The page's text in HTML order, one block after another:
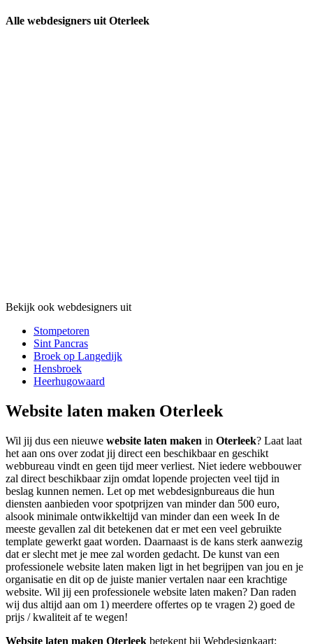
Alle webdesigners uit Oterleek
Bekijk ook webdesigners uit
Stompetoren
Sint Pancras
Broek op Langedijk
Hensbroek
Heerhugowaard
Website laten maken Oterleek
Wil jij dus een nieuwe website laten maken in Oterleek? Laat laat
het aan ons over zodat jij direct een beschikbaar en geschikt
webbureau vindt en geen tijd meer verliest. Niet iedere webbouwer
zal direct beschikbaar zijn omdat lopende projecten veel tijd in
beslag kunnen nemen. Let op met webdesignbureaus die hun
diensten aanbieden voor spotprijzen van minder dan 500 euro,
alsook minimale ontwikkeltijd van minder dan een week In de
meeste gevallen zal dit betekenen dat er met een veel gebruikte
template gewerkt gaat worden. Daarnaast is de kans sterk aanwezig
dat er slecht met je mee zal worden gedacht. De kunst van een
professionele website laten maken ligt in het begrijpen van jou en je
organisatie en dit op de juiste manier vertalen naar een krachtige
website. Wil jij een professionele website laten maken? Dan raden
wij dus altijd aan om 1) meerdere offertes op te vragen 2) goed de
prijs / kwaliteit af te wegen!
Website laten maken Oterleek betekent bij Webdesignkaart: